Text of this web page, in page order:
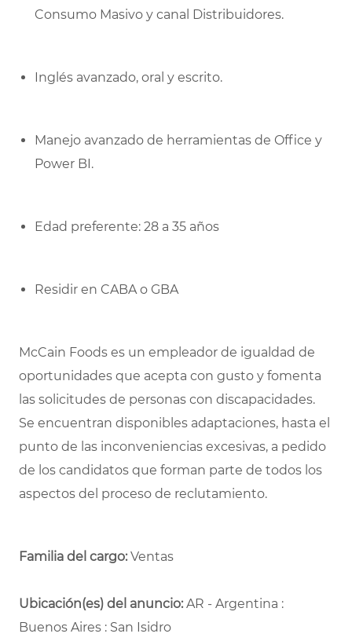
Consumo Masivo y canal Distribuidores.
Inglés avanzado, oral y escrito.
Manejo avanzado de herramientas de Office y
Power BI.
Edad preferente: 28 a 35 años
Residir en CABA o GBA
McCain Foods es un empleador de igualdad de
oportunidades que acepta con gusto y fomenta
las solicitudes de personas con discapacidades.
Se encuentran disponibles adaptaciones, hasta el
punto de las inconveniencias excesivas, a pedido
de los candidatos que forman parte de todos los
aspectos del proceso de reclutamiento.
Familia del cargo:Ventas
Ubicación(es) del anuncio:AR - Argentina :
Buenos Aires : San Isidro